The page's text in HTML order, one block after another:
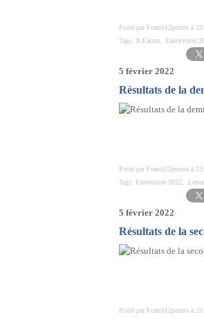
Posté par France12points à
Tags: X-Factor Eurovision
5 février 2022
Résultats de la
Posté par France12points à
Tags: Eurovision 2022
5 février 2022
Résultats de la
Posté par France12points à